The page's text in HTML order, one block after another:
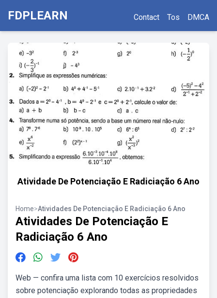
FDPLEARN Contact Tos DMCA
Atividade De Potenciação E Radiciação 6 Ano
Home>Atividades De Potenciação E Radiciação 6 Ano
Atividades De Potenciação E
Radiciação 6 Ano
Web — confira uma lista com 10 exercícios resolvidos
sobre potenciação explorando todas as propriedades